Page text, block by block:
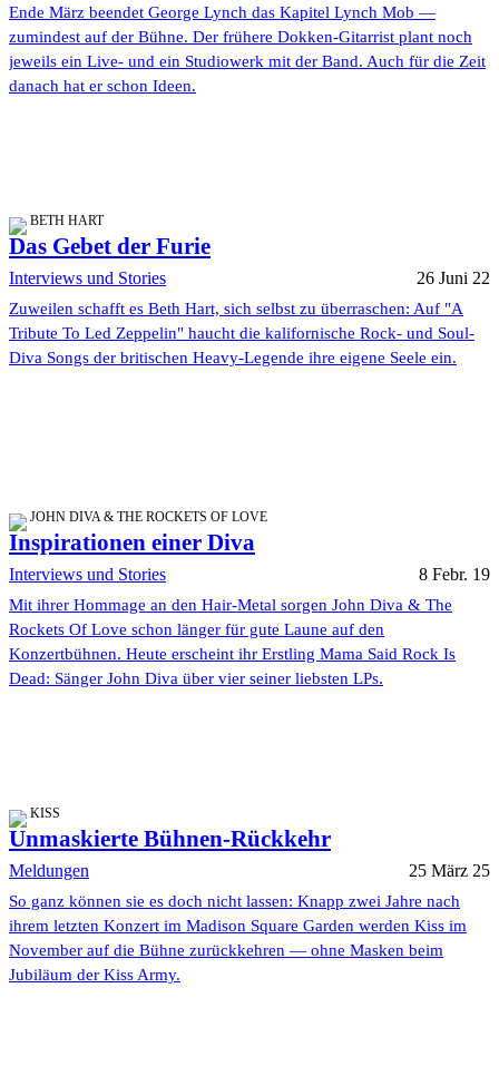
Ende März beendet George Lynch das Kapitel Lynch Mob —
zumindest auf der Bühne. Der frühere Dokken-Gitarrist plant noch
jeweils ein Live- und ein Studiowerk mit der Band. Auch für die Zeit
danach hat er schon Ideen.
BETH HART
Das Gebet der Furie
Interviews und Stories 26 Juni 22
Zuweilen schafft es Beth Hart, sich selbst zu überraschen: Auf "A
Tribute To Led Zeppelin" haucht die kalifornische Rock- und Soul-
Diva Songs der britischen Heavy-Legende ihre eigene Seele ein.
JOHN DIVA & THE ROCKETS OF LOVE
Inspirationen einer Diva
Interviews und Stories 8 Febr. 19
Mit ihrer Hommage an den Hair-Metal sorgen John Diva & The
Rockets Of Love schon länger für gute Laune auf den
Konzertbühnen. Heute erscheint ihr Erstling Mama Said Rock Is
Dead: Sänger John Diva über vier seiner liebsten LPs.
KISS
Unmaskierte Bühnen-Rückkehr
Meldungen 25 März 25
So ganz können sie es doch nicht lassen: Knapp zwei Jahre nach
ihrem letzten Konzert im Madison Square Garden werden Kiss im
November auf die Bühne zurückkehren — ohne Masken beim
Jubiläum der Kiss Army.